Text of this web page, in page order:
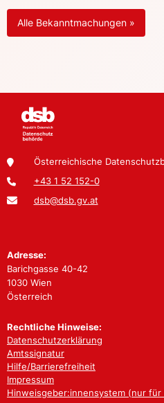
Alle Bekanntmachungen »
Österreichische
+43 1 52 152-0
dsb@dsb.gv.at
Adresse:
Barichgasse 40-42
1030 Wien
Österreich
Rechtliche Hinweise:
Datenschutzerklärung
Amtssignatur
Hilfe/Barrierefreiheit
Impressum
Hinweisgeber:innensystem (nur